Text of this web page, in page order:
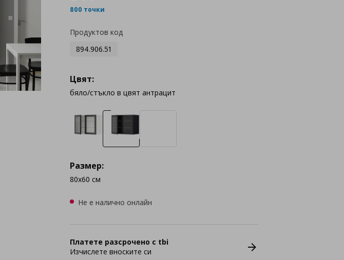
800 точки
Продуктов код
894.906.51
Цвят:
бяло/стъкло в цвят антрацит
Размер:
80x60 см
Не е налично онлайн
Платете разсрочено с tbi
Изчислете вноските си